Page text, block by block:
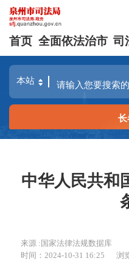
首页 全面依法治市 司
长
中华人民共和
来源 :国家法律法规数据库
时间：2024-10-31 16:25
浏